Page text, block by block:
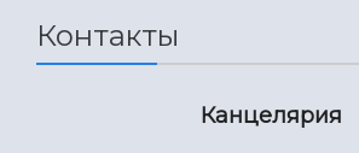
Контакты
Канцелярия